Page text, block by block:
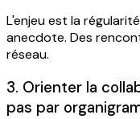
L'enjeu est la
anecdote. Des
réseau.
3. Orienter la
pas par